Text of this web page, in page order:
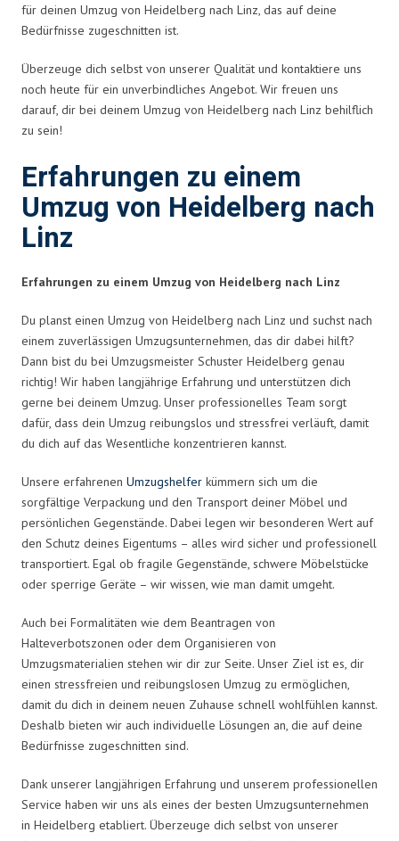
für deinen Umzug von Heidelberg nach Linz, das auf deine
Bedürfnisse zugeschnitten ist.
Überzeuge dich selbst von unserer Qualität und kontaktiere uns
noch heute für ein unverbindliches Angebot. Wir freuen uns
darauf, dir bei deinem Umzug von Heidelberg nach Linz behilflich
zu sein!
Erfahrungen zu einem
Umzug von Heidelberg nach
Linz
Erfahrungen zu einem Umzug von Heidelberg nach Linz
Du planst einen Umzug von Heidelberg nach Linz und suchst nach
einem zuverlässigen Umzugsunternehmen, das dir dabei hilft?
Dann bist du bei Umzugsmeister Schuster Heidelberg genau
richtig! Wir haben langjährige Erfahrung und unterstützen dich
gerne bei deinem Umzug. Unser professionelles Team sorgt
dafür, dass dein Umzug reibungslos und stressfrei verläuft, damit
du dich auf das Wesentliche konzentrieren kannst.
Unsere erfahrenen Umzugshelfer kümmern sich um die
sorgfältige Verpackung und den Transport deiner Möbel und
persönlichen Gegenstände. Dabei legen wir besonderen Wert auf
den Schutz deines Eigentums – alles wird sicher und professionell
transportiert. Egal ob fragile Gegenstände, schwere Möbelstücke
oder sperrige Geräte – wir wissen, wie man damit umgeht.
Auch bei Formalitäten wie dem Beantragen von
Halteverbotszonen oder dem Organisieren von
Umzugsmaterialien stehen wir dir zur Seite. Unser Ziel ist es, dir
einen stressfreien und reibungslosen Umzug zu ermöglichen,
damit du dich in deinem neuen Zuhause schnell wohlfühlen kannst.
Deshalb bieten wir auch individuelle Lösungen an, die auf deine
Bedürfnisse zugeschnitten sind.
Dank unserer langjährigen Erfahrung und unserem professionellen
Service haben wir uns als eines der besten Umzugsunternehmen
in Heidelberg etabliert. Überzeuge dich selbst von unserer